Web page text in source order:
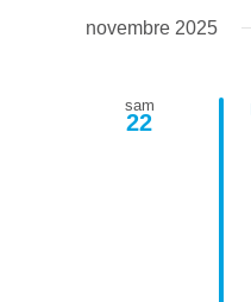
Évènements
mot-
novembre 2025
sam
22